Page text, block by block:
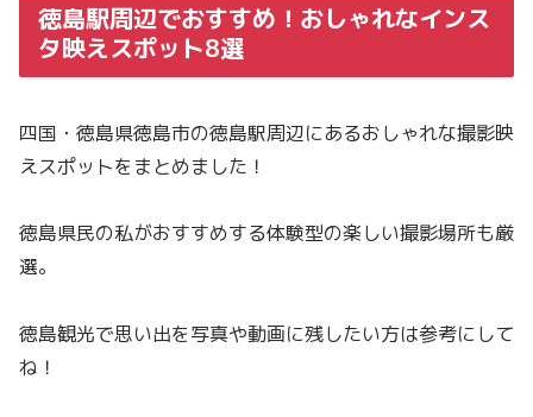
徳島駅周辺でおすすめ！おしゃれなインス
タ映えスポット8選
四国・徳島県徳島市の徳島駅周辺にあるおしゃれな撮影映
えスポットをまとめました！
徳島県民の私がおすすめする体験型の楽しい撮影場所も厳
選。
徳島観光で思い出を写真や動画に残したい方は参考にして
ね！